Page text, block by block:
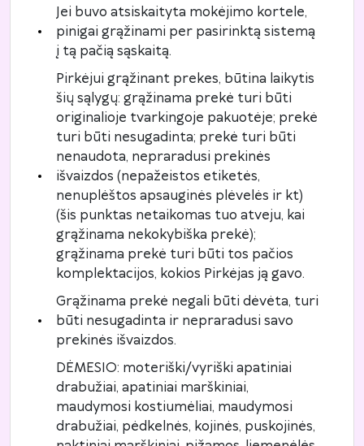
Jei buvo atsiskaityta mokėjimo kortele,
pinigai grąžinami per pasirinktą sistemą
į tą pačią sąskaitą.
Pirkėjui grąžinant prekes, būtina laikytis
šių sąlygų: grąžinama prekė turi būti
originalioje tvarkingoje pakuotėje; prekė
turi būti nesugadinta; prekė turi būti
nenaudota, nepraradusi prekinės
išvaizdos (nepažeistos etiketės,
nenuplėštos apsauginės plėvelės ir kt)
(šis punktas netaikomas tuo atveju, kai
grąžinama nekokybiška prekė);
grąžinama prekė turi būti tos pačios
komplektacijos, kokios Pirkėjas ją gavo.
Grąžinama prekė negali būti dėvėta, turi
būti nesugadinta ir nepraradusi savo
prekinės išvaizdos.
DĖMESIO: moteriški/vyriški apatiniai
drabužiai, apatiniai marškiniai,
maudymosi kostiumėliai, maudymosi
drabužiai, pėdkelnės, kojinės, puskojinės,